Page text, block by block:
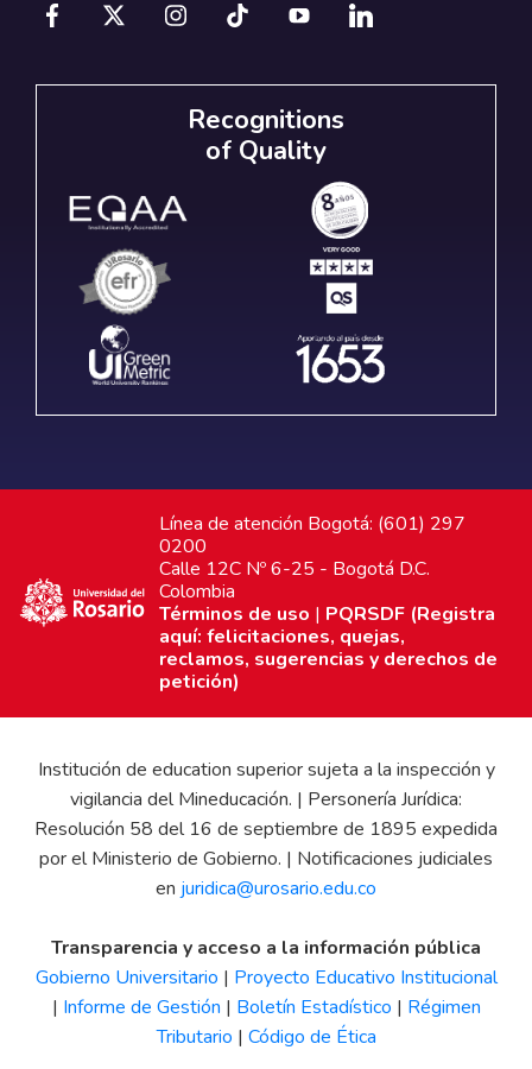
Recognitions
of Quality
Línea de atención Bogotá: (601) 297
0200
Calle 12C Nº 6-25 - Bogotá D.C.
Colombia
Términos de uso | PQRSDF (Registra
aquí: felicitaciones, quejas,
reclamos, sugerencias y derechos de
petición)
Institución de education superior sujeta a la inspección y
vigilancia del Mineducación. | Personería Jurídica:
Resolución 58 del 16 de septiembre de 1895 expedida
por el Ministerio de Gobierno. | Notificaciones judiciales
en juridica@urosario.edu.co
Transparencia y acceso a la información pública
Gobierno Universitario | Proyecto Educativo Institucional
| Informe de Gestión | Boletín Estadístico | Régimen
Tributario | Código de Ética